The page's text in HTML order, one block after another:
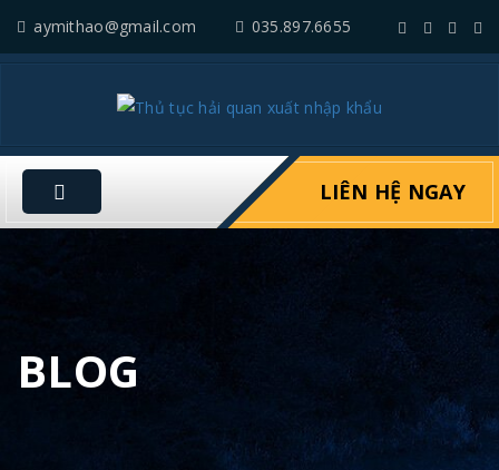
aymithao@gmail.com 035.897.6655
LIÊN HỆ NGAY
BLOG